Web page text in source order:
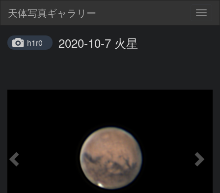
天体写真ギャラリー
h1r0 2020-10-7 火星